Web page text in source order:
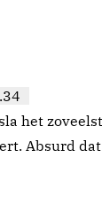
het
Absurd dat